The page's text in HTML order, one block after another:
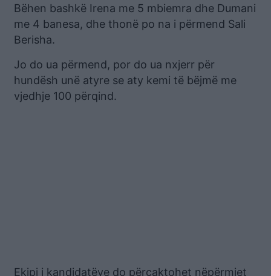
Bëhen bashkë Irena me 5 mbiemra dhe Dumani
me 4 banesa, dhe thonë po na i përmend Sali
Berisha.
Jo do ua përmend, por do ua nxjerr për
hundësh unë atyre se aty kemi të bëjmë me
vjedhje 100 përqind.
Ekipi i kandidatëve do përcaktohet nëpërmjet